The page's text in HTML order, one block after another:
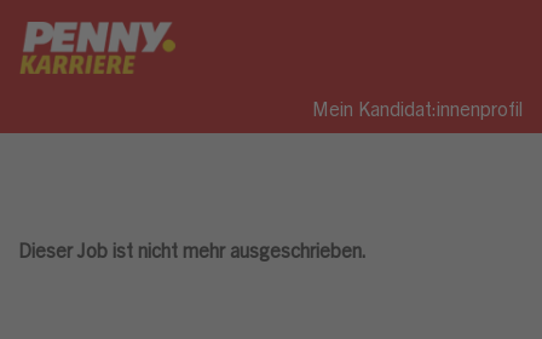
Mein Kandidat:innenprofil
Dieser Job ist nicht mehr ausgeschrieben.